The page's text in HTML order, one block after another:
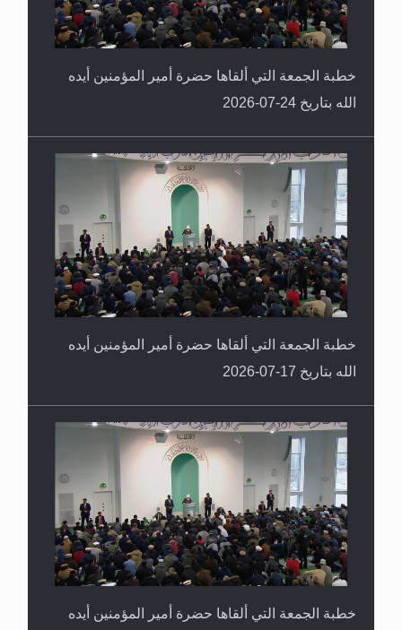
خطبة الجمعة التي ألقاها حضرة أمير المؤمنين أيده
الله بتاريخ 24-07-2026
خطبة الجمعة التي ألقاها حضرة أمير المؤمنين أيده
الله بتاريخ 17-07-2026
خطبة الجمعة التي ألقاها حضرة أمير المؤمنين أيده